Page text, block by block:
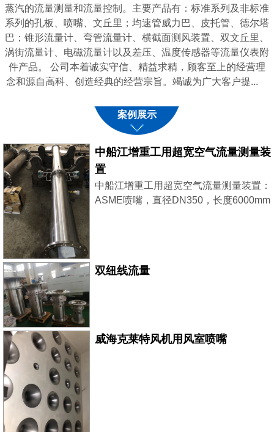
蒸汽的流量测量和流量控制。主要产品有：标准系列及非标准
系列的孔板、喷嘴、文丘里；均速管威力巴、皮托管、德尔塔
巴；锥形流量计、弯管流量计、横截面测风装置、双文丘里、
涡街流量计、电磁流量计以及差压、温度传感器等流量仪表附
件产品。 公司本着诚实守信、精益求精，顾客至上的经营理
念和源自高科、创造经典的经营宗旨。竭诚为广大客户提...
案例展示
中船江增重工用超宽空气流量测量装
置
中船江增重工用超宽空气流量测量装置：
ASME喷嘴，直径DN350，长度6000mm
双纽线流量
威海克莱特风机用风室喷嘴